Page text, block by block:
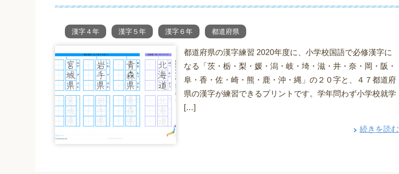
漢字４年 漢字５年 漢字６年 都道府県
都道府県の漢字練習 2020年度に、小学校国語で必修漢字に
なる「茨・栃・梨・媛・潟・岐・埼・滋・井・奈・岡・阪・
阜・香・佐・崎・熊・鹿・沖・縄」の２０字と、４７都道府
県の漢字が練習できるプリントです。学年問わず小学校就学
[…]
続きを読む